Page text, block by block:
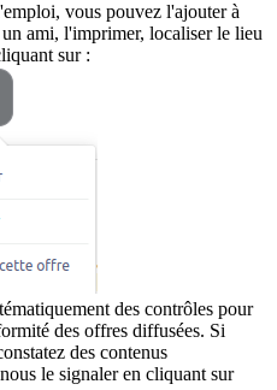
vous pouvez l'ajouter à
ami, l'imprimer, localiser le lieu
sur :
des contrôles pour
des offres diffusées. Si
des contenus
le signaler en cliquant sur